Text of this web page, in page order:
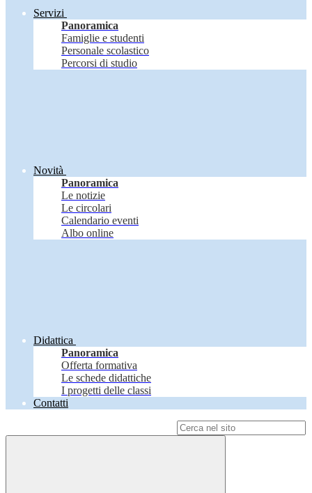
Servizi
Panoramica
Famiglie e studenti
Personale scolastico
Percorsi di studio
Novità
Panoramica
Le notizie
Le circolari
Calendario eventi
Albo online
Didattica
Panoramica
Offerta formativa
Le schede didattiche
I progetti delle classi
Contatti